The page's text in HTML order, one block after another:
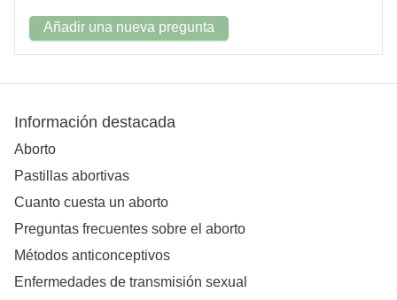
Añadir una nueva pregunta
Información destacada
Aborto
Pastillas abortivas
Cuanto cuesta un aborto
Preguntas frecuentes sobre el aborto
Métodos anticonceptivos
Enfermedades de transmisión sexual